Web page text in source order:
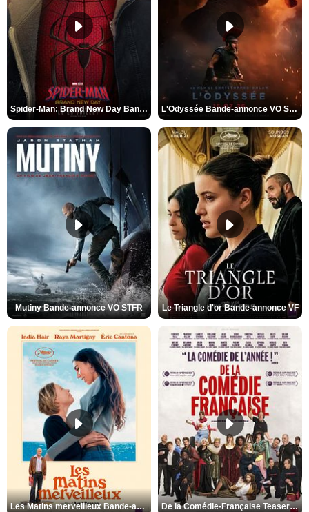
Spider-Man: Brand New Day Bande-annonce VO STFR L'Odyssée Bande-annonce VO STFR
Mutiny Bande-annonce VO STFR Le Triangle d'or Bande-annonce VF
Les Matins merveilleux Bande-annonce VF De la Comédie-Française Teaser VF